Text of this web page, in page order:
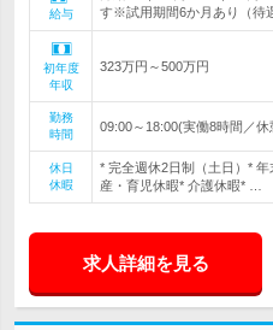
給与
す※試用期間6か月あり（待
初年度
年収
323万円～500万円
勤務
時間
09:00～18:00(実働8時間／休
休日
休暇
* 完全週休2日制（土日）*
産・育児休暇* 介護休暇* …
求人詳細を見る